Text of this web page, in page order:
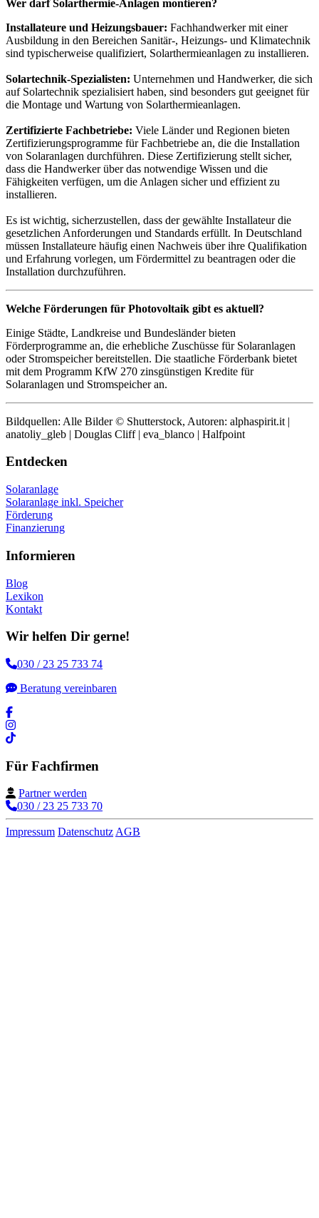
Wer darf Solarthermie-Anlagen montieren?
Installateure und Heizungsbauer: Fachhandwerker mit einer
Ausbildung in den Bereichen Sanitär-, Heizungs- und Klimatechnik
sind typischerweise qualifiziert, Solarthermieanlagen zu installieren.
Solartechnik-Spezialisten: Unternehmen und Handwerker, die sich
auf Solartechnik spezialisiert haben, sind besonders gut geeignet für
die Montage und Wartung von Solarthermieanlagen.
Zertifizierte Fachbetriebe: Viele Länder und Regionen bieten
Zertifizierungsprogramme für Fachbetriebe an, die die Installation
von Solaranlagen durchführen. Diese Zertifizierung stellt sicher,
dass die Handwerker über das notwendige Wissen und die
Fähigkeiten verfügen, um die Anlagen sicher und effizient zu
installieren.
Es ist wichtig, sicherzustellen, dass der gewählte Installateur die
gesetzlichen Anforderungen und Standards erfüllt. In Deutschland
müssen Installateure häufig einen Nachweis über ihre Qualifikation
und Erfahrung vorlegen, um Fördermittel zu beantragen oder die
Installation durchzuführen.
Welche Förderungen für Photovoltaik gibt es aktuell?
Einige Städte, Landkreise und Bundesländer bieten
Förderprogramme an, die erhebliche Zuschüsse für Solaranlagen
oder Stromspeicher bereitstellen. Die staatliche Förderbank bietet
mit dem Programm KfW 270 zinsgünstigen Kredite für
Solaranlagen und Stromspeicher an.
Bildquellen: Alle Bilder © Shutterstock, Autoren: alphaspirit.it |
anatoliy_gleb | Douglas Cliff | eva_blanco | Halfpoint
Entdecken
Solaranlage
Solaranlage inkl. Speicher
Förderung
Finanzierung
Informieren
Blog
Lexikon
Kontakt
Wir helfen Dir gerne!
030 / 23 25 733 74
Beratung vereinbaren
Für Fachfirmen
Partner werden
030 / 23 25 733 70
Impressum DatenschutzAGB